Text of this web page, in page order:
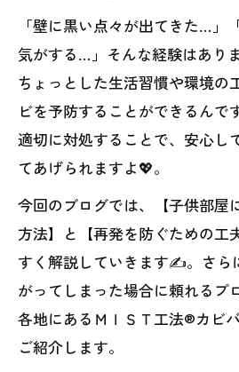
「壁に黒い点々が出てきた…」
気がする…」そんな経験はあり
ちょっとした生活習慣や環境の
ビを予防することができるんで
適切に対処することで、安心し
てあげられますよ💖。
今回のブログでは、【子供部屋
方法】と【再発を防ぐための工
すく解説していきます✍️。さら
がってしまった場合に頼れるプ
各地にあるＭＩＳＴ工法®カビ
ご紹介します。